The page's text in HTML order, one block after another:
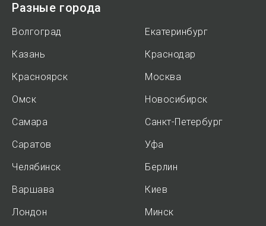
Разные города
Волгоград
Екатеринбург
Казань
Краснодар
Красноярск
Москва
Омск
Новосибирск
Самара
Санкт-Петербург
Саратов
Уфа
Челябинск
Берлин
Варшава
Киев
Лондон
Минск